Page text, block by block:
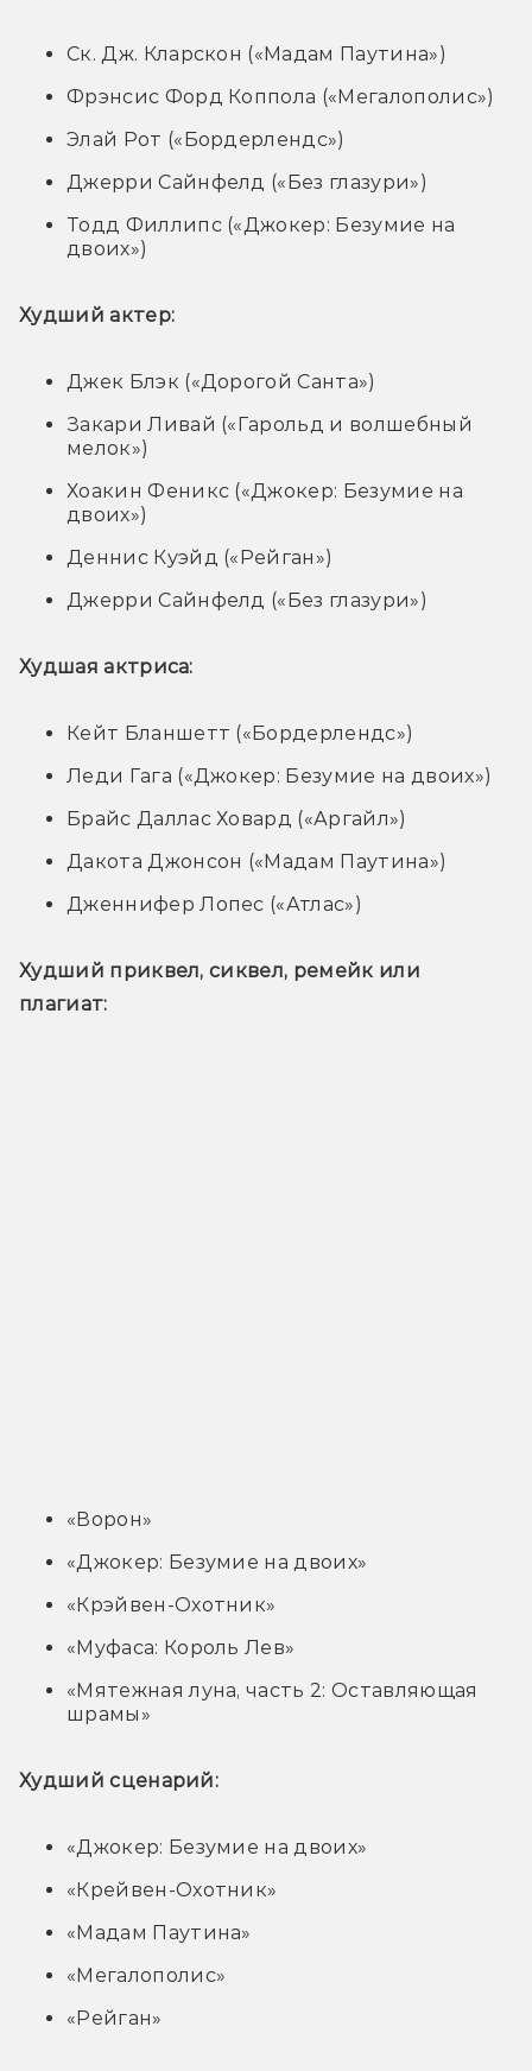
Ск. Дж. Кларскон («Мадам Паутина»)
Фрэнсис Форд Коппола («Мегалополис»)
Элай Рот («Бордерлендс»)
Джерри Сайнфелд («Без глазури»)
Тодд Филлипс («Джокер: Безумие на
двоих»)
Худший актер:
Джек Блэк («Дорогой Санта»)
Закари Ливай («Гарольд и волшебный
мелок»)
Хоакин Феникс («Джокер: Безумие на
двоих»)
Деннис Куэйд («Рейган»)
Джерри Сайнфелд («Без глазури»)
Худшая актриса:
Кейт Бланшетт («Бордерлендс»)
Леди Гага («Джокер: Безумие на двоих»)
Брайс Даллас Ховард («Аргайл»)
Дакота Джонсон («Мадам Паутина»)
Дженнифер Лопес («Атлас»)
Худший приквел, сиквел, ремейк или
плагиат:
«Ворон»
«Джокер: Безумие на двоих»
«Крэйвен-Охотник»
«Муфаса: Король Лев»
«Мятежная луна, часть 2: Оставляющая
шрамы»
Худший сценарий:
«Джокер: Безумие на двоих»
«Крейвен-Охотник»
«Мадам Паутина»
«Мегалополис»
«Рейган»